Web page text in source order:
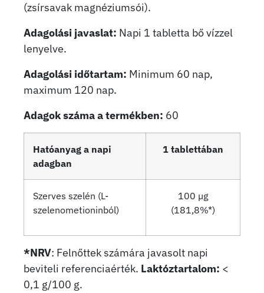
(zsírsavak magnéziumsói).
Adagolási javaslat: Napi 1 tabletta bő vízzel
lenyelve.
Adagolási időtartam: Minimum 60 nap,
maximum 120 nap.
Adagok száma a termékben: 60
Hatóanyag a napi
adagban
1 tablettában
Szerves szelén (L-
szelenometioninból)
100 µg
(181,8%*)
*NRV: Felnőttek számára javasolt napi
beviteli referenciaérték. Laktóztartalom: <
0,1 g/100 g.